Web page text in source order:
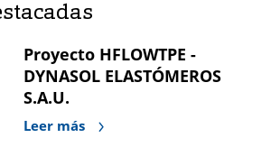
Proyecto HFLOWTPE -
DYNASOL ELASTÓMEROS
S.A.U.
Leer más